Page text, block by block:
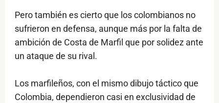
Pero también es cierto que los colombianos no
sufrieron en defensa, aunque más por la falta de
ambición de Costa de Marfil que por solidez ante
un ataque de su rival.
Los marfileños, con el mismo dibujo táctico que
Colombia, dependieron casi en exclusividad de